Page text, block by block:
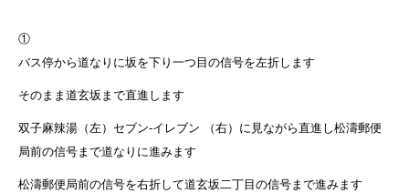
①
バス停から道なりに坂を下り一つ目の信号を左折します
そのまま道玄坂まで直進します
双子麻辣湯（左）セブン-イレブン （右）に見ながら直進し松濤郵便
局前の信号まで道なりに進みます
松濤郵便局前の信号を右折して道玄坂二丁目の信号まで進みます